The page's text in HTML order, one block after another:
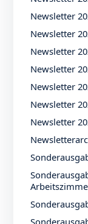
Newsletter
Newsletter
Newsletter
Newsletter
Newsletter
Newsletter
Newsletter